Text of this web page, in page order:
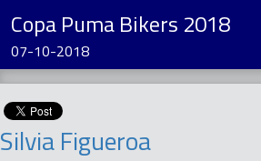
Copa Puma Bikers 2018
07-10-2018
Silvia Figueroa